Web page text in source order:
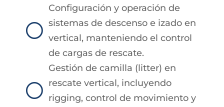
[
Configuración y operación de
sistemas de descenso e izado en
vertical, manteniendo el control
de cargas de rescate.
[
Gestión de camilla (litter) en
rescate vertical, incluyendo
rigging, control de movimiento y